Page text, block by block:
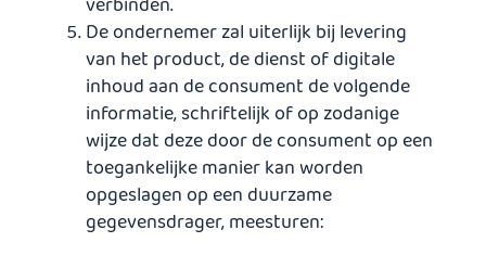
De ondernemer zal uiterlijk bij levering
van het product, de dienst of digitale
inhoud aan de consument de volgende
informatie, schriftelijk of op zodanige
wijze dat deze door de consument op een
toegankelijke manier kan worden
opgeslagen op een duurzame
gegevensdrager, meesturen: